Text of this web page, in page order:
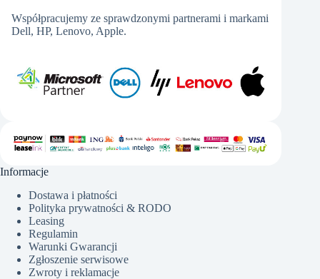
Współpracujemy ze sprawdzonymi partnerami i markami
Dell, HP, Lenovo, Apple.
Informacje
Dostawa i płatności
Polityka prywatności & RODO
Leasing
Regulamin
Warunki Gwarancji
Zgłoszenie serwisowe
Zwroty i reklamacje